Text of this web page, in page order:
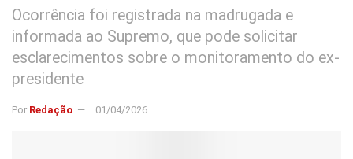
Ocorrência foi registrada na madrugada e
informada ao Supremo, que pode solicitar
esclarecimentos sobre o monitoramento do ex-
presidente
Por Redação 01/04/2026